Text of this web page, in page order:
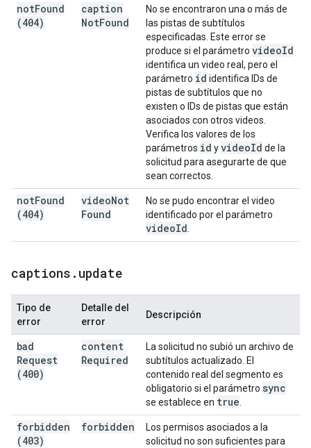
notFound
(404)
caption
NotFound
No se encontraron una o más de
las pistas de subtítulos
especificadas. Este error se
produce si el parámetro videoId
identifica un video real, pero el
parámetro id identifica IDs de
pistas de subtítulos que no
existen o IDs de pistas que están
asociados con otros videos.
Verifica los valores de los
parámetros id yvideoId de la
solicitud para asegurarte de que
sean correctos.
notFound
(404)
videoNot
Found
No se pudo encontrar el video
identificado por el parámetro
videoId
captions . update
Tipo de
error
Detalle del
error
Descripción
bad
Request
(400)
content
Required
La solicitud no subió un archivo de
subtítulos actualizado. El
contenido real del segmento es
obligatorio si el parámetro sync
se establece en true
forbidden
(403)
forbidden
Los permisos asociados a la
solicitud no son suficientes para